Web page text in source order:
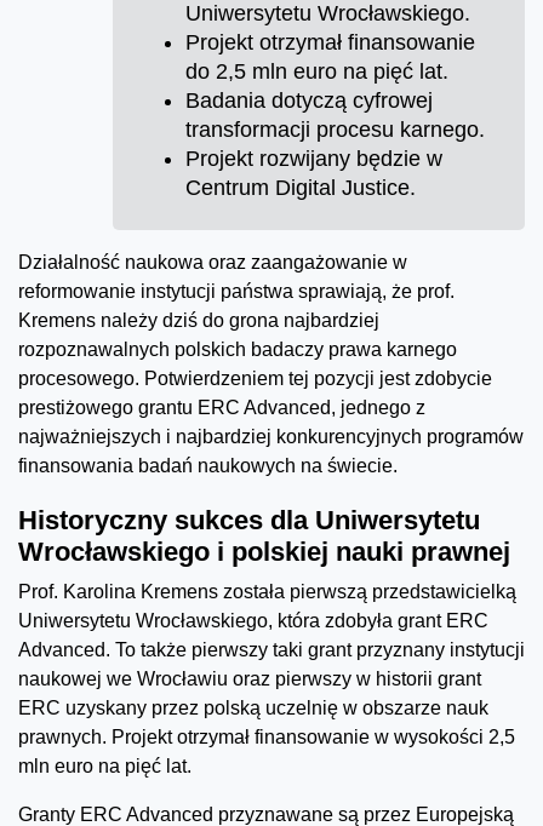
Uniwersytetu Wrocławskiego.
Projekt otrzymał finansowanie
do 2,5 mln euro na pięć lat.
Badania dotyczą cyfrowej
transformacji procesu karnego.
Projekt rozwijany będzie w
Centrum Digital Justice.
Działalność naukowa oraz zaangażowanie w
reformowanie instytucji państwa sprawiają, że prof.
Kremens należy dziś do grona najbardziej
rozpoznawalnych polskich badaczy prawa karnego
procesowego. Potwierdzeniem tej pozycji jest zdobycie
prestiżowego grantu ERC Advanced, jednego z
najważniejszych i najbardziej konkurencyjnych programów
finansowania badań naukowych na świecie.
Historyczny sukces dla Uniwersytetu
Wrocławskiego i polskiej nauki prawnej
Prof. Karolina Kremens została pierwszą przedstawicielką
Uniwersytetu Wrocławskiego, która zdobyła grant ERC
Advanced. To także pierwszy taki grant przyznany instytucji
naukowej we Wrocławiu oraz pierwszy w historii grant
ERC uzyskany przez polską uczelnię w obszarze nauk
prawnych. Projekt otrzymał finansowanie w wysokości 2,5
mln euro na pięć lat.
Granty ERC Advanced przyznawane są przez Europejską